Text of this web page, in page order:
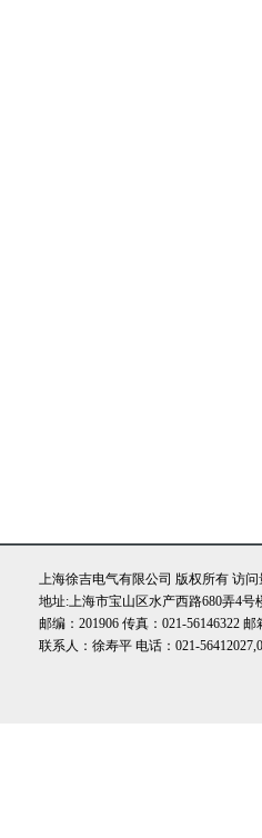
上海徐吉电气有限公司 版权所有 访问
地址:上海市宝山区水产西路680弄4号
邮编：201906 传真：021-56146322 邮
联系人：徐寿平 电话：021-